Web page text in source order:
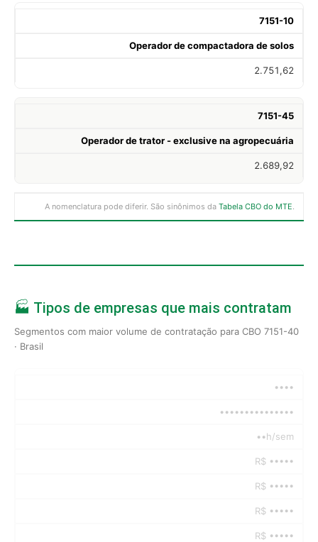
7151-10
Operador de compactadora de solos
2.751,62
7151-45
Operador de trator - exclusive na agropecuária
2.689,92
A nomenclatura pode diferir. São sinônimos da Tabela CBO do MTE.
🏭 Tipos de empresas que mais contratam
Segmentos com maior volume de contratação para CBO 7151-40
· Brasil
••••
•••••••••••••••
••h/sem
R$ •••••
R$ •••••
R$ •••••
R$ •••••